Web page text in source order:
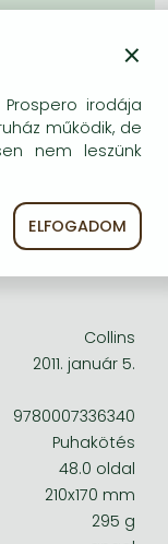
Collins
2011. január 5.
9780007336340
Puhakötés
48.0 oldal
210x170 mm
295 g
×
irodája
működik, de
nem leszünk
ELFOGADOM